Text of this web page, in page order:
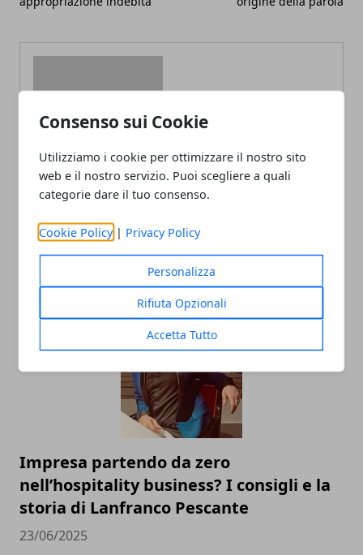
Consenso sui Cookie
Utilizziamo i cookie per ottimizzare il nostro sito
web e il nostro servizio. Puoi scegliere a quali
categorie dare il tuo consenso.
Cookie Policy | Privacy Policy
Personalizza
Rifiuta Opzionali
Accetta Tutto
Redazione
ARTICOLI CORRELATI
Impresa partendo da zero
nell’hospitality business? I consigli e la
storia di Lanfranco Pescante
23/06/2025